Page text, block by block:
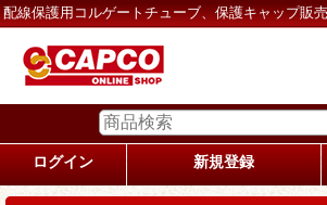
配線保護用コルゲートチューブ、保護キャップ販
ログイン 新規登録